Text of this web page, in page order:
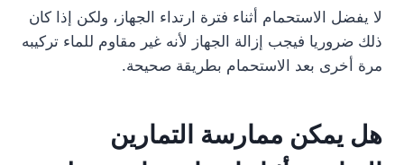
لا يفضل الاستحمام أثناء فترة ارتداء الجهاز، ولكن إذا كان
ذلك ضروريا فيجب إزالة الجهاز لأنه غير مقاوم للماء تركيبه
مرة أخرى بعد الاستحمام بطريقة صحيحة.
هل يمكن ممارسة التمارين